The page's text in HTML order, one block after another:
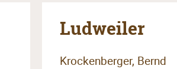
Ludweiler
Krockenberger, Bernd